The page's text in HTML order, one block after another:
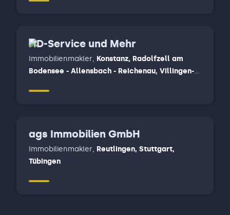
HD-Service und Mehr
Immobilienmakler, Konstanz, Radolfzell am
Bodensee - Allensbach - Reichenau, Villingen-
ags Immobilien GmbH
Immobilienmakler, Reutlingen, Stuttgart,
Tübingen